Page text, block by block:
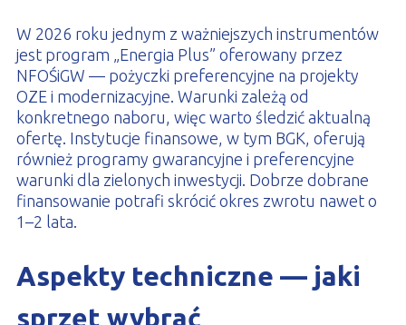
W 2026 roku jednym z ważniejszych instrumentów
jest program „Energia Plus” oferowany przez
NFOŚiGW — pożyczki preferencyjne na projekty
OZE i modernizacyjne. Warunki zależą od
konkretnego naboru, więc warto śledzić aktualną
ofertę. Instytucje finansowe, w tym BGK, oferują
również programy gwarancyjne i preferencyjne
warunki dla zielonych inwestycji. Dobrze dobrane
finansowanie potrafi skrócić okres zwrotu nawet o
1–2 lata.
Aspekty techniczne — jaki
sprzęt wybrać